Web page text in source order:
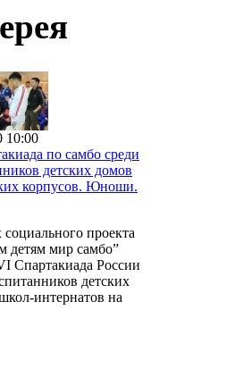
10:00
по самбо среди
детских домов
корпусов. Юноши.
проекта
детям мир самбо”
Спартакиада России
детских
интернатов на